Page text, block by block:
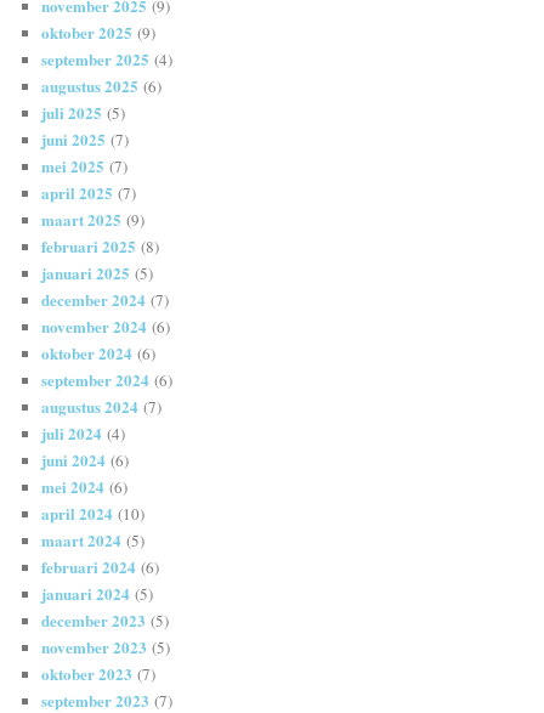
november 2025 (9)
oktober 2025 (9)
september 2025 (4)
augustus 2025 (6)
juli 2025 (5)
juni 2025 (7)
mei 2025 (7)
april 2025 (7)
maart 2025 (9)
februari 2025 (8)
januari 2025 (5)
december 2024 (7)
november 2024 (6)
oktober 2024 (6)
september 2024 (6)
augustus 2024 (7)
juli 2024 (4)
juni 2024 (6)
mei 2024 (6)
april 2024 (10)
maart 2024 (5)
februari 2024 (6)
januari 2024 (5)
december 2023 (5)
november 2023 (5)
oktober 2023 (7)
september 2023 (7)